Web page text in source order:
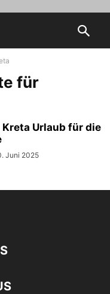
für
Urlaub für die
Juni 2025